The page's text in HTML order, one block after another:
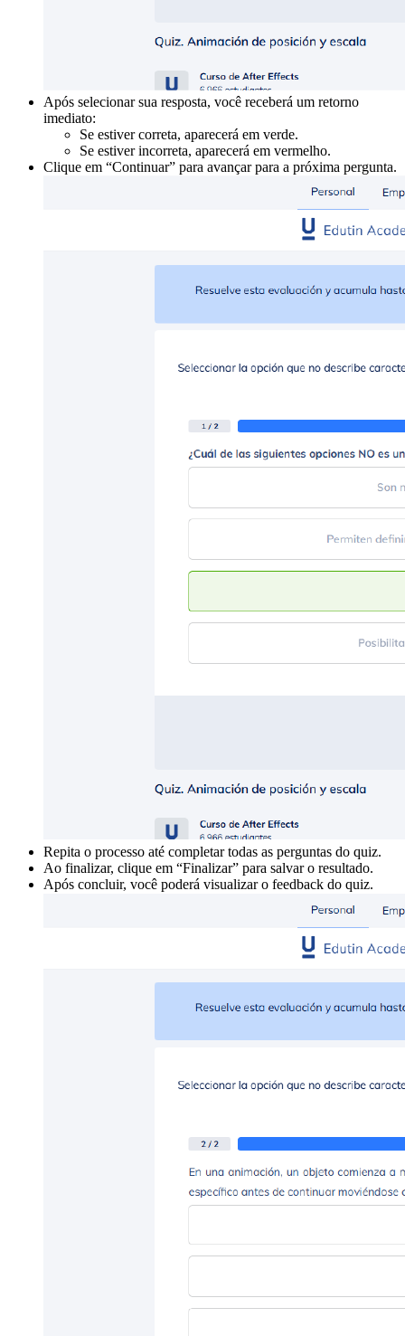
Após selecionar sua resposta, você receberá um retorno
imediato:
Se estiver correta, aparecerá em verde.
Se estiver incorreta, aparecerá em vermelho.
Clique em “Continuar” para avançar para a próxima pergunta.
Repita o processo até completar todas as perguntas do quiz.
Ao finalizar, clique em “Finalizar” para salvar o resultado.
Após concluir, você poderá visualizar o feedback do quiz.